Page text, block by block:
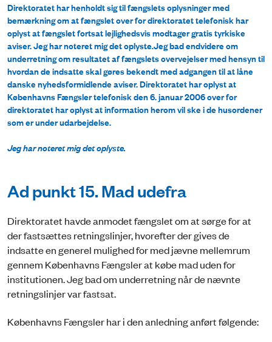
Direktoratet har henholdt sig til fængslets oplysninger med
bemærkning om at fængslet over for direktoratet telefonisk har
oplyst at fængslet fortsat lejlighedsvis modtager gratis tyrkiske
aviser. Jeg har noteret mig det oplyste.Jeg bad endvidere om
underretning om resultatet af fængslets overvejelser med hensyn til
hvordan de indsatte skal gøres bekendt med adgangen til at låne
danske nyhedsformidlende aviser. Direktoratet har oplyst at
Københavns Fængsler telefonisk den 6. januar 2006 over for
direktoratet har oplyst at information herom vil ske i de husordener
som er under udarbejdelse.
Jeg har noteret mig det oplyste.
Ad punkt 15. Mad udefra
Direktoratet havde anmodet fængslet om at sørge for at
der fastsættes retningslinjer, hvorefter der gives de
indsatte en generel mulighed for med jævne mellemrum
gennem Københavns Fængsler at købe mad uden for
institutionen. Jeg bad om underretning når de nævnte
retningslinjer var fastsat.
Københavns Fængsler har i den anledning anført følgende: